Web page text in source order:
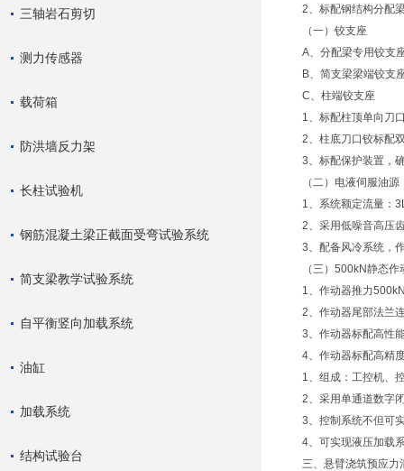
三轴岩石剪切
测力传感器
载荷箱
防洪墙反力架
长柱试验机
钢筋混凝土梁正截面受弯试验系统
简支梁教学试验系统
自平衡竖向加载系统
油缸
加载系统
结构试验台
2、标配钢结构分配
（一）铰支座
A、分配梁专用铰支
B、简支梁梁端铰支
C、柱端铰支座
1、标配柱顶单向刀
2、柱底刀口铰标配
3、标配保护装置，
（二）电液伺服油源
1、系统额定流量：
2、采用低噪音高压
3、配备风冷系统，
（三）500kN静态作
1、作动器推力
2、作动器尾部法兰
3、作动器标配高性
4、作动器标配高精
1、组成：工控机、
2、采用单通道数字
3、控制系统不但可
4、可实现液压加载
三、悬臂浇筑预应力